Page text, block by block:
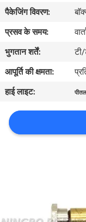
गुणवत्ता
नियंत्रण
हमसे
संपर्क
करें
उद्धरण
पैकेजिंग विवरण:
प्रसव के समय:
भुगतान शर्तें:
आपूर्ति की क्षमता:
हाई लाइट: